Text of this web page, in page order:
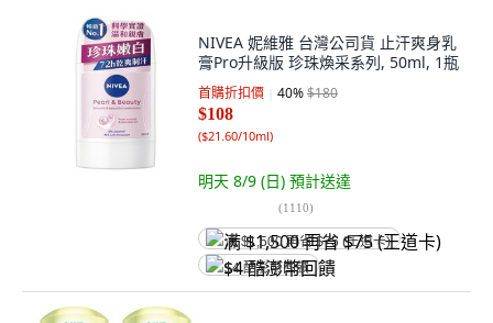
NIVEA 妮維雅 台灣公司貨 止汗爽身乳
膏Pro升級版 珍珠煥采系列, 50ml, 1瓶
首購折扣價 40%$180
$108
($21.60/10ml)
明天 8/9 (日) 預計送達
(1110)
满 $1,500 再省 $75 (王道卡)
$4 酷澎幣回饋